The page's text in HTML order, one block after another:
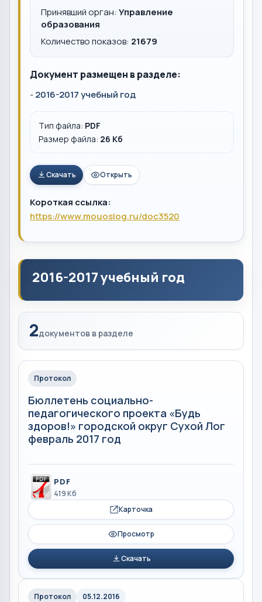
Принявший орган: Управление
образования
Количество показов: 21679
Документ размещен в разделе:
-2016-2017 учебный год
Тип файла: PDF
Размер файла: 26 Кб
Скачать Открыть
Короткая ссылка:
https://www.mouoslog.ru/doc3520
2016-2017 учебный год
2документов в разделе
Протокол
Бюллетень социально-
педагогического проекта «Будь
здоров!» городской округ Сухой Лог
февраль 2017 год
PDF
419 Кб
Карточка
Просмотр
Скачать
Протокол 05.12.2016